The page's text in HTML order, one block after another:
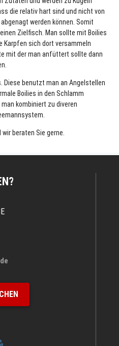
die relativ hart sind und nicht von
werden können. Somit
Zielfisch. Man sollte mit Boilies
Karpfen sich dort versammeln
mit der man anfüttert sollte dann
Diese benutzt man an Angelstellen
Boilies in den Schlamm
kombiniert zu diveren
beraten Sie gerne.